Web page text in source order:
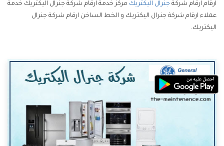
ارقام ارقام شركة جنرال اليكتريك مركز خدمة ارقام شركة جنرال اليكتريك خدمة
عملاء ارقام شركة جنرال اليكتريك و الخط الساخن ارقام شركة جنرال
اليكتريك.